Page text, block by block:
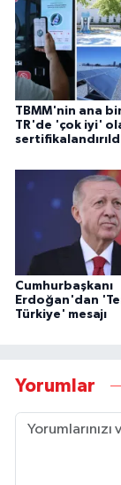
TBMM'nin ana
TR'de 'çok iyi'
Cumhurbaşkanı
Erdoğan'dan
Türkiye' mesajı
Yorumlar